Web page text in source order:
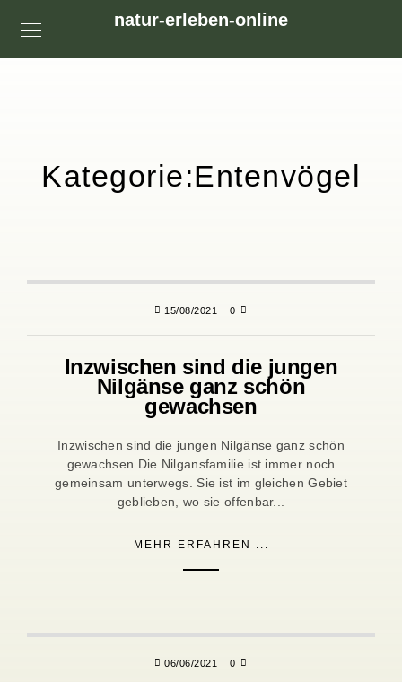
natur-erleben-online
Kategorie:Entenvögel
15/08/2021 0
Inzwischen sind die jungen
Nilgänse ganz schön
gewachsen
Inzwischen sind die jungen Nilgänse ganz schön
gewachsen Die Nilgansfamilie ist immer noch
gemeinsam unterwegs. Sie ist im gleichen Gebiet
geblieben, wo sie offenbar...
MEHR ERFAHREN ...
06/06/2021 0